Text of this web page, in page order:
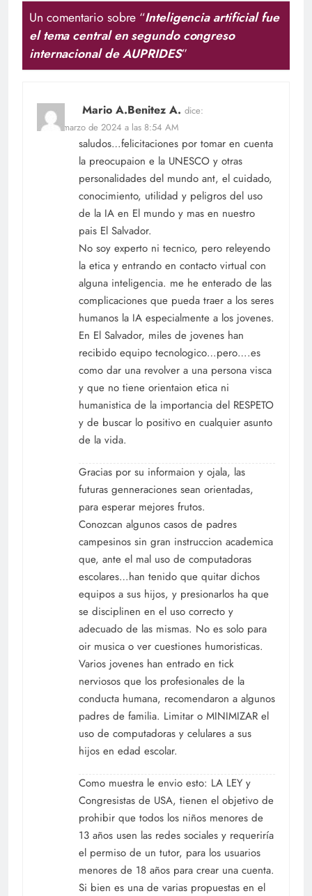
Un comentario sobre “Inteligencia artificial fue
el tema central en segundo congreso
internacional de AUPRIDES”
Mario A.Benitez A. dice:
20 de marzo de 2024 a las 8:54 AM
saludos…felicitaciones por tomar en cuenta
la preocupaion e la UNESCO y otras
personalidades del mundo ant, el cuidado,
conocimiento, utilidad y peligros del uso
de la IA en El mundo y mas en nuestro
pais El Salvador.
No soy experto ni tecnico, pero releyendo
la etica y entrando en contacto virtual con
alguna inteligencia. me he enterado de las
complicaciones que pueda traer a los seres
humanos la IA especialmente a los jovenes.
En El Salvador, miles de jovenes han
recibido equipo tecnologico…pero….es
como dar una revolver a una persona visca
y que no tiene orientaion etica ni
humanistica de la importancia del RESPETO
y de buscar lo positivo en cualquier asunto
de la vida.
Gracias por su informaion y ojala, las
futuras genneraciones sean orientadas,
para esperar mejores frutos.
Conozcan algunos casos de padres
campesinos sin gran instruccion academica
que, ante el mal uso de computadoras
escolares…han tenido que quitar dichos
equipos a sus hijos, y presionarlos ha que
se disciplinen en el uso correcto y
adecuado de las mismas. No es solo para
oir musica o ver cuestiones humoristicas.
Varios jovenes han entrado en tick
nerviosos que los profesionales de la
conducta humana, recomendaron a algunos
padres de familia. Limitar o MINIMIZAR el
uso de computadoras y celulares a sus
hijos en edad escolar.
Como muestra le envio esto: LA LEY y
Congresistas de USA, tienen el objetivo de
prohibir que todos los niños menores de
13 años usen las redes sociales y requeriría
el permiso de un tutor, para los usuarios
menores de 18 años para crear una cuenta.
Si bien es una de varias propuestas en el